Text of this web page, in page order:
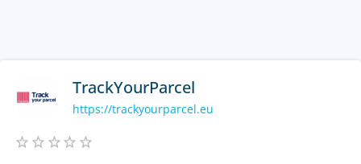
TrackYourParcel
https://trackyourparcel.eu